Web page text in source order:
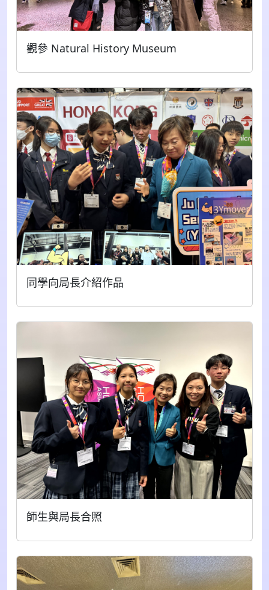
觀參 Natural History Museum
同學向局長介紹作品
師生與局長合照